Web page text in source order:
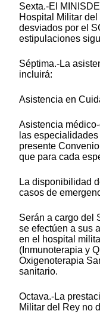
Sexta.-El
Hospital Militar
desviados por el
estipulaciones
Séptima.-La
incluirá:
Asistencia en
Asistencia
las
presente
que para cada
La disponibilidad
casos de
Serán a cargo del
se efectúen a sus
en el hospital
(Inmunoterapia y
Oxigenoterapia
sanitario.
Octava.-La
Militar del Rey no